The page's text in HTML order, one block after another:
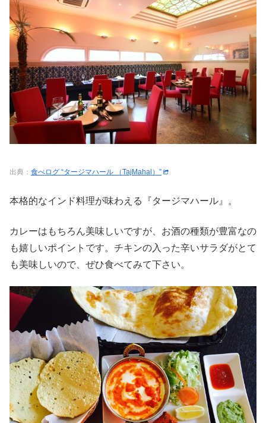
出典： 食べログ “タージマハール （TajMahal）”
本格的なインド料理が味わえる『タージマハール』。
カレーはもちろん美味しいですが、お酒の種類が豊富なの
も嬉しいポイントです。チキンの入った辛いサラダがとて
も美味しいので、ぜひ食べてみて下さい。